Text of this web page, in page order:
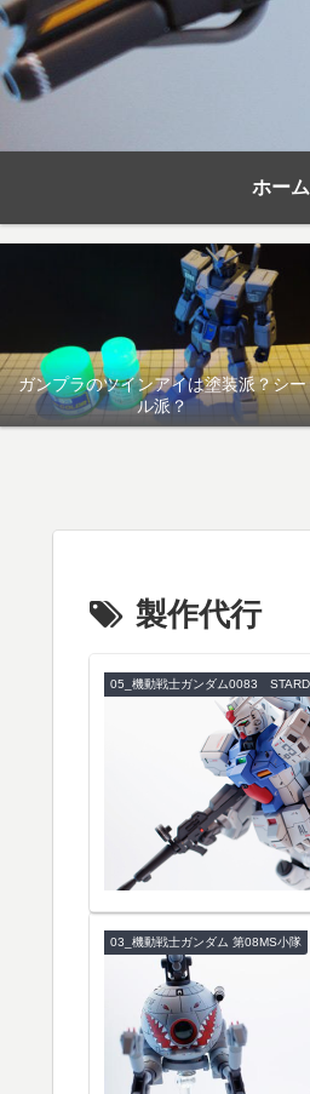
ホーム
ガンプラのツインアイは塗装派？シー
ル派？
製作代行
03_機動戦士ガンダム 第08MS小隊